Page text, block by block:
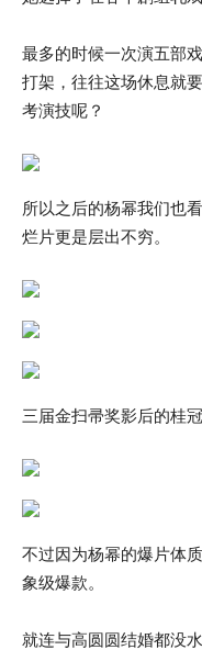
最多的时候一次演五部
打架，往往这场休息就
考演技呢？
所以之后的杨幂我们也
烂片更是层出不穷。
三届金扫帚奖影后的桂
不过因为杨幂的爆片体
象级爆款。
就连与高圆圆结婚都没